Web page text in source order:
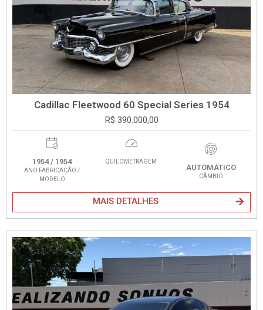
Cadillac Fleetwood 60 Special Series 1954
R$ 390.000,00
1954 / 1954
ANO FABRICAÇÃO /
MODELO
QUILOMETRAGEM
AUTOMÁTICO
CÂMBIO
MAIS DETALHES